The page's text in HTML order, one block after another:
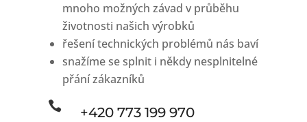
mnoho možných závad v průběhu
životnosti našich výrobků
řešení technických problémů nás baví
snažíme se splnit i někdy nesplnitelné
přání zákazníků
 +420 773 199 970